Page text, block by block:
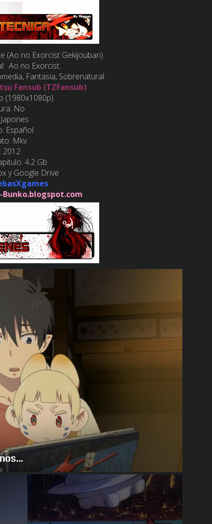
(Ao no Exorcist Gekijouban)
Ao no Exorcist.
Fantasia, Sobrenatural.
Fansub (TZFansub)
(1980x1080p)
No
Español
Mkv
2012
4.2 Gb
y Google Drive
Bunko.blogspot.com